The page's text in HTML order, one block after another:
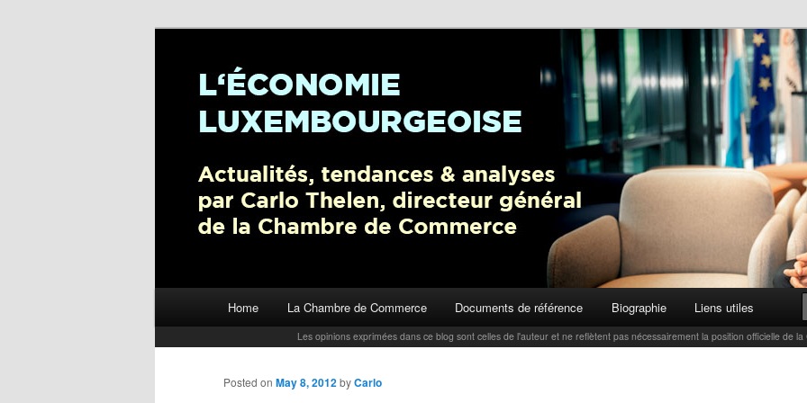
Carlo Thelen Blog
L’économie luxembourgeoise : Actualités, tendances et analyses par Carlo Thelen, Directeur Général,
Skip to primary content
Home La Chambre de Commerce Documents de référence Biographie Liens utiles
Les opinions exprimées dans ce blog sont celles de l'auteur et ne reflètent pas nécessairement la position officielle de
Posted on May 8, 2012byCarlo